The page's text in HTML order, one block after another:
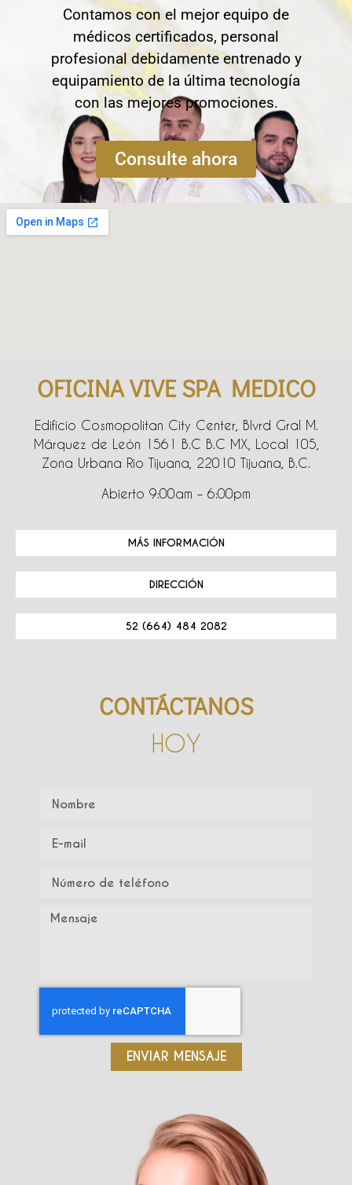
Contamos con el mejor equipo de
médicos certificados, personal
profesional debidamente entrenado y
equipamiento de la última tecnología
con las mejores promociones.
Consulte ahora
OFICINA VIVE SPA MEDICO
Edificio Cosmopolitan City Center, Blvrd Gral M.
Márquez de León 1561 B.C B.C MX, Local 105,
Zona Urbana Rio Tijuana, 22010 Tijuana, B.C.
Abierto 9:00am – 6:00pm
MÁS INFORMACIÓN
DIRECCIÓN
52 (664) 484 2082
CONTÁCTANOS
HOY
ENVIAR MENSAJE